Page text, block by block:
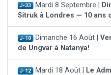
J-33 Mardi 8 Septembre |
Sitruk à Londres — 10 ans
J-10 Dimanche 16 Août |
de Ungvar à Natanya!
J-12 Mardi 18 Août |
Le